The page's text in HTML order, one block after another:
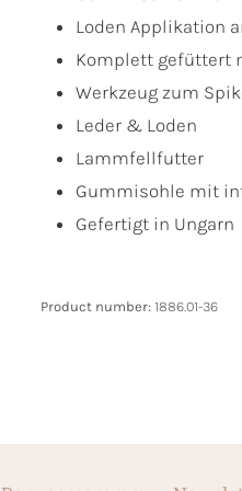
Loden Applikation
Komplett gefüttert
Werkzeug zum
Leder & Loden
Lammfellfutter
Gummisohle mit
Gefertigt in Ungarn
Product number: 1886.01-36